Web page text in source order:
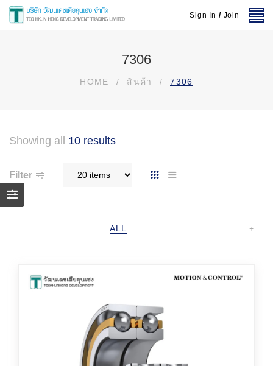
Sign In / Join
7306
HOME / สินค้า / 7306
Showing all 10 results
Filter
ALL +